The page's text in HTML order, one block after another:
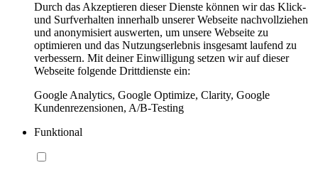
Durch das Akzeptieren dieser Dienste können wir das Klick-
und Surfverhalten innerhalb unserer Webseite nachvollziehen
und anonymisiert auswerten, um unsere Webseite zu
optimieren und das Nutzungserlebnis insgesamt laufend zu
verbessern. Mit deiner Einwilligung setzen wir auf dieser
Webseite folgende Drittdienste ein:
Google Analytics, Google Optimize, Clarity, Google
Kundenrezensionen, A/B-Testing
Funktional